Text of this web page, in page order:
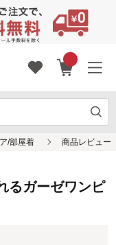
るガーゼワンピ